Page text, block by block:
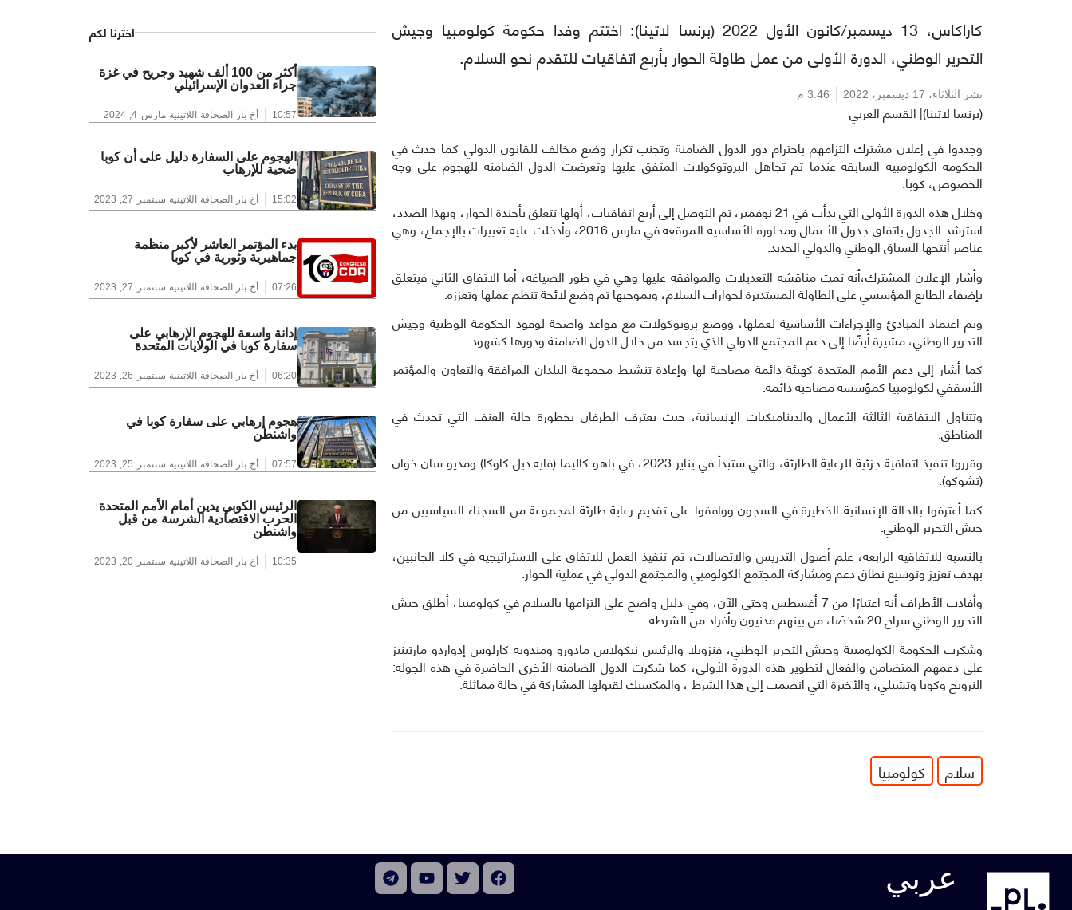
كاراكاس، 13 ديسمبر/كانون الأول 2022 (برنسا لاتينا): اختتم وفدا حكومة كولومبيا وجيش
التحرير الوطني، الدورة الأولى من عمل طاولة الحوار بأربع اتفاقيات للتقدم نحو السلام.
نشر الثلاثاء، 17 ديسمبر، 2022 3:46 م
(برنسا لاتينا)| القسم العربي
وجددوا في إعلان مشترك التزامهم باحترام دور الدول الضامنة وتجنب تكرار وضع مخالف للقانون الدولي كما حدث في
الحكومة الكولومبية السابقة عندما تم تجاهل البروتوكولات المتفق عليها وتعرضت الدول الضامنة للهجوم على وجه
الخصوص، كوبا.
وخلال هذه الدورة الأولى التي بدأت في 21 نوفمبر، تم التوصل إلى أربع اتفاقيات، أولها تتعلق بأجندة الحوار، وبهذا الصدد،
استرشد الجدول باتفاق جدول الأعمال ومحاوره الأساسية الموقعة في مارس 2016، وأدخلت عليه تغييرات بالإجماع، وهي
عناصر أنتجها السياق الوطني والدولي الجديد.
وأشار الإعلان المشترك،أنه تمت مناقشة التعديلات والموافقة عليها وهي في طور الصياغة، أما الاتفاق الثاني فيتعلق
بإضفاء الطابع المؤسسي على الطاولة المستديرة لحوارات السلام، وبموجبها تم وضع لائحة تنظم عملها وتعززه.
وتم اعتماد المبادئ والإجراءات الأساسية لعملها، ووضع بروتوكولات مع قواعد واضحة لوفود الحكومة الوطنية وجيش
التحرير الوطني، مشيرة أيضًا إلى دعم المجتمع الدولي الذي يتجسد من خلال الدول الضامنة ودورها كشهود.
كما أشار إلى دعم الأمم المتحدة كهيئة دائمة مصاحبة لها وإعادة تنشيط مجموعة البلدان المرافقة والتعاون والمؤتمر
الأسقفي لكولومبيا كمؤسسة مصاحبة دائمة.
وتتناول الاتفاقية الثالثة الأعمال والديناميكيات الإنسانية، حيث يعترف الطرفان بخطورة حالة العنف التي تحدث في
المناطق.
وقرروا تنفيذ اتفاقية جزئية للرعاية الطارئة، والتي ستبدأ في يناير 2023، في باهو كاليما (فايه ديل كاوكا) ومديو سان خوان
(تشوكو).
كما أعترفوا بالحالة الإنسانية الخطيرة في السجون ووافقوا على تقديم رعاية طارئة لمجموعة من السجناء السياسيين من
جيش التحرير الوطني.
بالنسبة للاتفاقية الرابعة، علم أصول التدريس والاتصالات، تم تنفيذ العمل للاتفاق على الاستراتيجية في كلا الجانبين،
بهدف تعزيز وتوسيع نطاق دعم ومشاركة المجتمع الكولومبي والمجتمع الدولي في عملية الحوار.
وأفادت الأطراف أنه اعتبارًا من 7 أغسطس وحتى الآن، وفي دليل واضح على التزامها بالسلام في كولومبيا، أطلق جيش
التحرير الوطني سراح 20 شخصًا، من بينهم مدنيون وأفراد من الشرطة.
وشكرت الحكومة الكولومبية وجيش التحرير الوطني، فنزويلا والرئيس نيكولاس مادورو ومندوبه كارلوس إدواردو مارتينيز
على دعمهم المتضامن والفعال لتطوير هذه الدورة الأولى، كما شكرت الدول الضامنة الأخرى الحاضرة في هذه الجولة:
النرويج وكوبا وتشيلي، والأخيرة التي انضمت إلى هذا الشرط ، والمكسيك لقبولها المشاركة في حالة مماثلة.
سلام كولومبيا
اخترنا لكم
أكثر من 100 ألف شهيد وجريح في غزة
جراء العدوان الإسرائيلي
10:57 أخ بار الصحافة اللاتينيةمارس 4, 2024
الهجوم على السفارة دليل على أن كوبا
ضحية للإرهاب
15:02 أخ بار الصحافة اللاتينية سبتمبر 27, 2023
بدء المؤتمر العاشر لأكبر منظمة
جماهيرية وثورية في كوبا
07:26 أخ بار الصحافة اللاتينية سبتمبر 27, 2023
إدانة واسعة للهجوم الإرهابي على
سفارة كوبا في الولايات المتحدة
06:20 أخ بار الصحافة اللاتينية سبتمبر 26, 2023
هجوم إرهابي على سفارة كوبا في
واشنطن
07:57 أخ بار الصحافة اللاتينية سبتمبر 25, 2023
الرئيس الكوبي يدين أمام الأمم المتحدة
الحرب الاقتصادية الشرسة من قبل
واشنطن
10:35 أخ بار الصحافة اللاتينية سبتمبر 20, 2023
عربي